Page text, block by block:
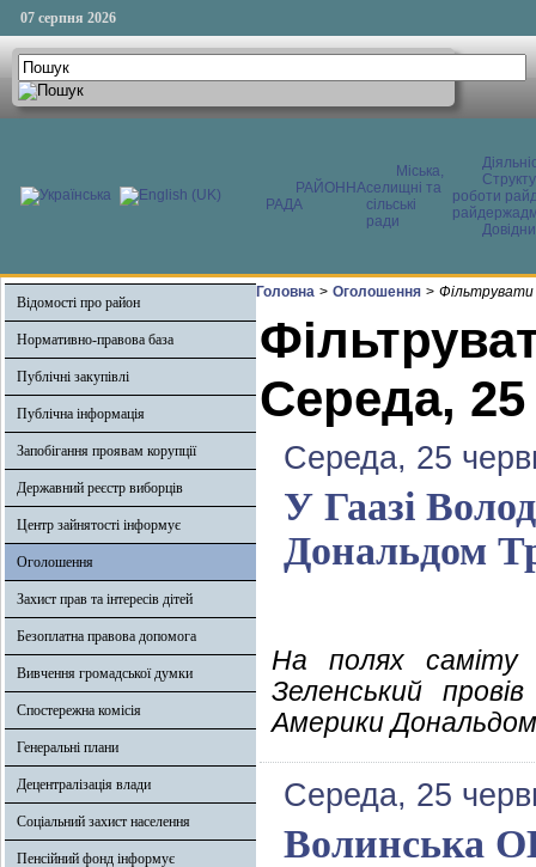
07 серпня 2026
РАЙОННА
РАДА
Міська,
селищні та
сільські
ради
роботи
Відомості про район
Нормативно-правова база
Публічні закупівлі
Публічна інформація
Запобігання проявам корупції
Державний реєстр виборців
Центр зайнятості інформує
Оголошення
Захист прав та інтересів дітей
Безоплатна правова допомога
Вивчення громадської думки
Спостережна комісія
Генеральні плани
Децентралізація влади
Соціальний захист населення
Пенсійний фонд інформує
Головна > Оголошення > Фільтрувати
Середа,
Середа, 25
У Гаазі
Дональдом
На полях саміту
Зеленський
Америки
Середа, 25
Волинська